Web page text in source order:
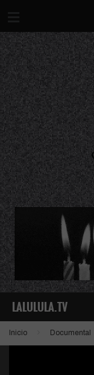
Inicio Documental